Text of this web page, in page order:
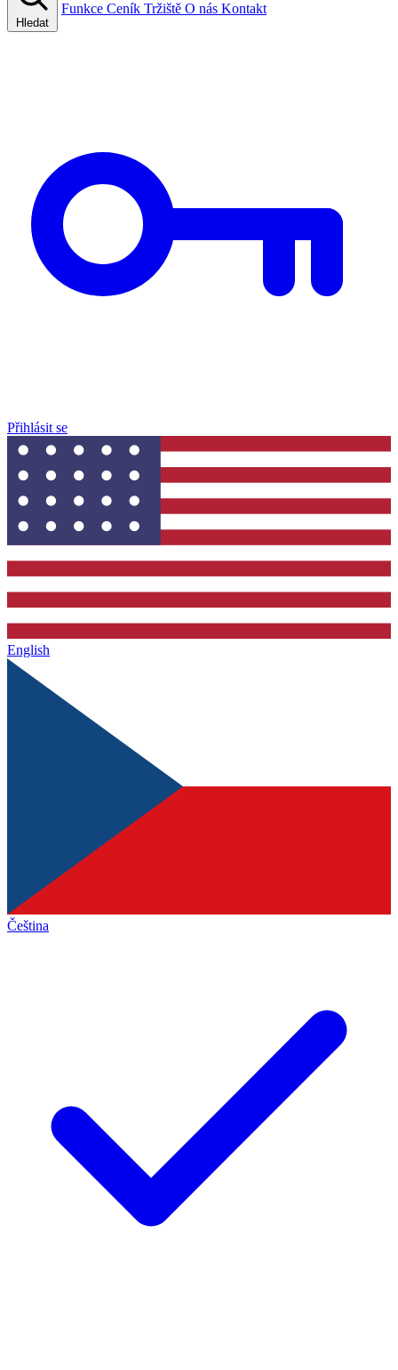
Hledat
Funkce Ceník Tržiště O nás Kontakt
Přihlásit se
English
Čeština